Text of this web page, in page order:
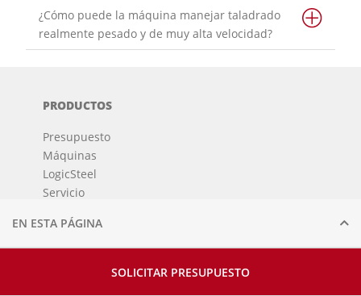
EN ESTA PÁGINA
SOLICITAR PRESUPUESTO
¿Cómo puede la máquina manejar taladrado
realmente pesado y de muy alta velocidad?
PRODUCTOS
Presupuesto
Máquinas
LogicSteel
Servicio
Novedades
Base de conocimientos